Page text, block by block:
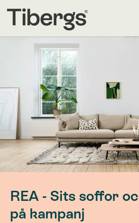
REA - Sits soffor
på kampanj